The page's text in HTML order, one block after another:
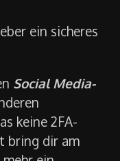
Social Media-